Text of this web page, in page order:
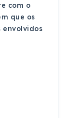
com o
que os
envolvidos